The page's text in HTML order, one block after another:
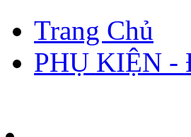
Trang Chủ
PHỤ KIỆN -